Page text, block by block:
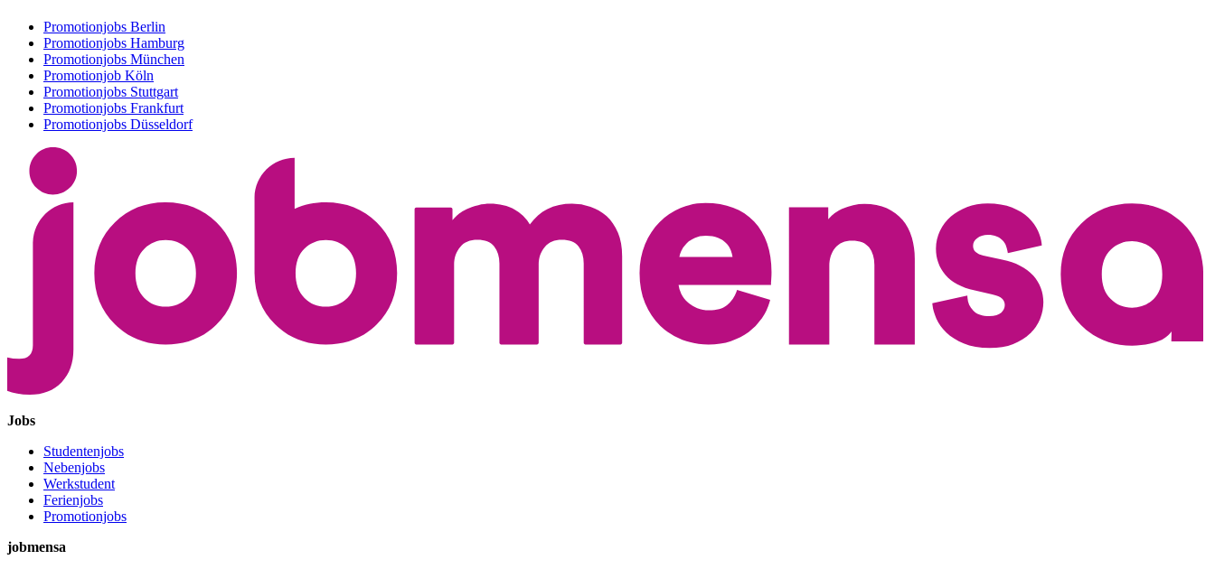
Promotionjobs Berlin
Promotionjobs Hamburg
Promotionjobs München
Promotionjob Köln
Promotionjobs Stuttgart
Promotionjobs Frankfurt
Promotionjobs Düsseldorf
Jobs
Studentenjobs
Nebenjobs
Werkstudent
Ferienjobs
Promotionjobs
jobmensa